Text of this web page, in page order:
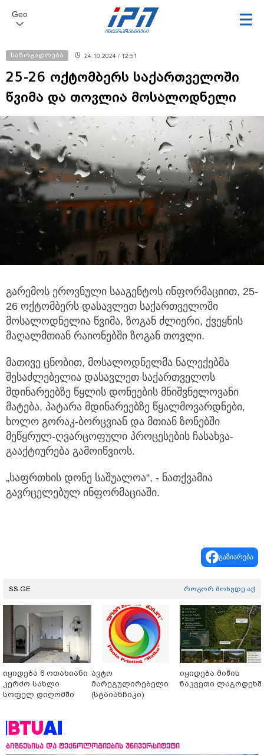
Geo
საზოგადოება 24.10.2024 / 12:51
25-26 ოქტომბერს საქართველოში
წვიმა და თოვლია მოსალოდნელი
გარემოს ეროვნული სააგენტოს ინფორმაციით, 25-
26 ოქტომბერს დასავლეთ საქართველოში
მოსალოდნელია წვიმა, ზოგან ძლიერი, ქვეყნის
მაღალმთიან რაიონებში ზოგან თოვლი.
მათივე ცნობით, მოსალოდნელმა ნალექებმა
შესაძლებელია დასავლეთ საქართველოს
მდინარეებზე წყლის დონეების მნიშვნელოვანი
მატება, პატარა მდინარეებზე წყალმოვარდნები,
ხოლო გორაკ-ბორცვიან და მთიან ზონებში
მეწყრულ-ღვარცოფული პროცესების ჩასახვა-
გააქტიურება გამოიწვიოს.
„საფრთხის დონე საშუალოა“, - ნათქვამია
გავრცელებულ ინფორმაციაში.
გაზიარება
SS.GE როგორ მოხვდე აქ
იყიდება 6 ოთახიანი
კერძო სახლი
სოფელ დიღომში
ავტო
მარეგულირებელი
(სტაიანჩიკი)
იყიდება მიწის
ნაკვეთი
ბიზნესისა და ტექნოლოგიების უნივერსიტეტი